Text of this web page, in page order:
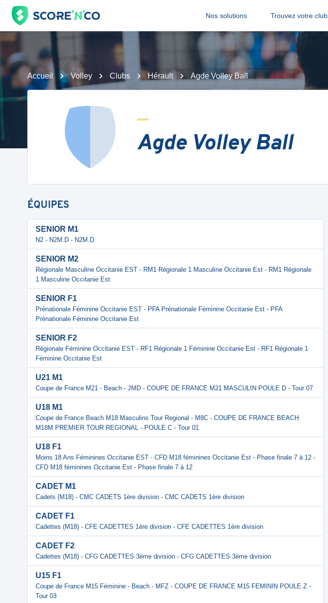
Nos solutions Trouvez votre club
Accueil Volley Clubs Hérault Agde Volley Ball
Agde Volley Ball
ÉQUIPES
SENIOR M1
N2 - N2M.D - N2M.D
SENIOR M2
Régionale Masculine Occitanie EST - RM1 Régionale 1 Masculine Occitanie Est - RM1 Régionale
1 Masculine Occitanie Est
SENIOR F1
Prénationale Féminine Occitanie EST - PFA Prénationale Féminine Occitanie Est - PFA
Prénationale Féminine Occitanie Est
SENIOR F2
Régionale Féminine Occitanie EST - RF1 Régionale 1 Féminine Occitanie Est - RF1 Régionale 1
Féminine Occitanie Est
U21 M1
Coupe de France M21 - Beach - JMD - COUPE DE FRANCE M21 MASCULIN POULE D - Tour 07
U18 M1
Coupe de France Beach M18 Masculins Tour Regional - M8C - COUPE DE FRANCE BEACH
M18M PREMIER TOUR REGIONAL - POULE C - Tour 01
U18 F1
Moins 18 Ans Féminines Occitanie EST - CFD M18 féminines Occitanie Est - Phase finale 7 à 12 -
CFD M18 féminines Occitanie Est - Phase finale 7 à 12
CADET M1
Cadets (M18) - CMC CADETS 1ère division - CMC CADETS 1ère division
CADET F1
Cadettes (M18) - CFE CADETTES 1ère division - CFE CADETTES 1ère division
CADET F2
Cadettes (M18) - CFG CADETTES 3ème division - CFG CADETTES 3ème division
U15 F1
Coupe de France M15 Féminine - Beach - MFZ - COUPE DE FRANCE M15 FEMININ POULE Z -
Tour 03